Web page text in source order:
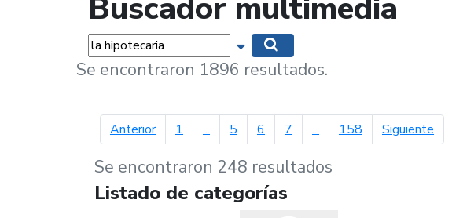
Buscador multimedia
Palabras... Mostrar opciones de búsqueda
Se encontraron 1896 resultados.
Anteriorpágina anterior
1 ... 5 6 7 ... 158 Siguiente
Se encontraron 248 resultados
Listado de categorías